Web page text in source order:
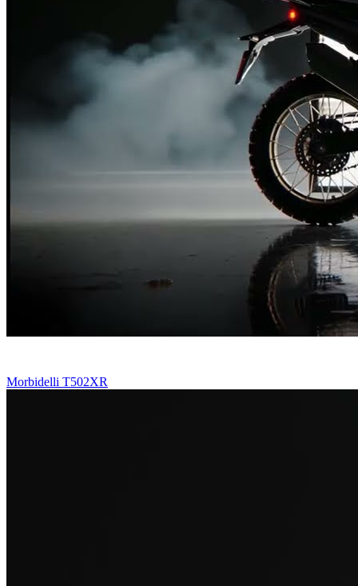
Morbidelli T502XR